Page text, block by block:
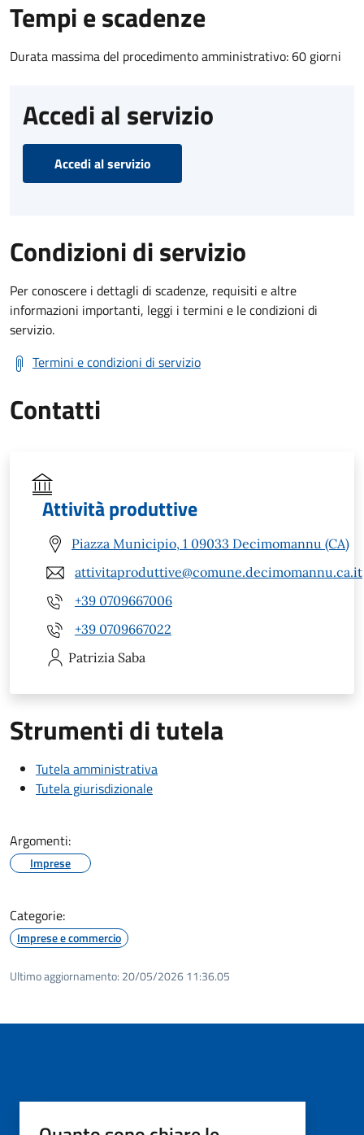
Tempi e scadenze
Durata massima del procedimento amministrativo: 60 giorni
Accedi al servizio
Accedi al servizio
Condizioni di servizio
Per conoscere i dettagli di scadenze, requisiti e altre
informazioni importanti, leggi i termini e le condizioni di
servizio.
Termini e condizioni di servizio
Contatti
Attività produttive
Piazza Municipio, 1 09033 Decimomannu (CA)
attivitaproduttive@comune.decimomannu.ca.it
+39 0709667006
+39 0709667022
Patrizia Saba
Strumenti di tutela
Tutela amministrativa
Tutela giurisdizionale
Argomenti:
Imprese
Categorie:
Imprese e commercio
Ultimo aggiornamento: 20/05/2026 11:36.05